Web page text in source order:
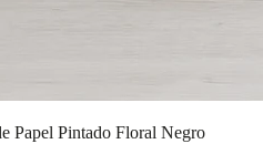
Papel Pintado Floral Negro